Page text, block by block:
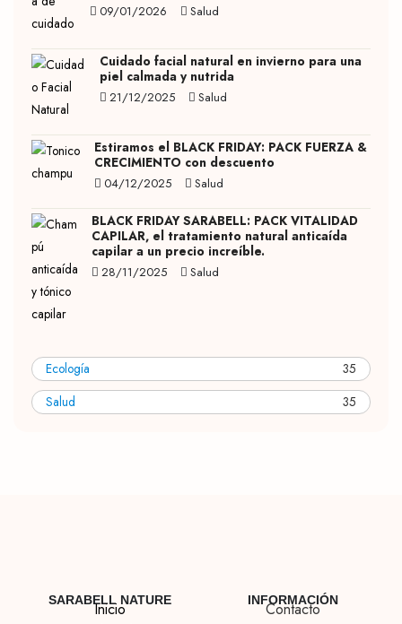
09/01/2026 Salud
Cuidado facial natural en invierno para una
piel calmada y nutrida
21/12/2025 Salud
Estiramos el BLACK FRIDAY: PACK FUERZA &
CRECIMIENTO con descuento
04/12/2025 Salud
BLACK FRIDAY SARABELL: PACK VITALIDAD
CAPILAR, el tratamiento natural anticaída
capilar a un precio increíble.
28/11/2025 Salud
Ecología
35
Salud
35
SARABELL NATURE
Inicio
INFORMACIÓN
Contacto